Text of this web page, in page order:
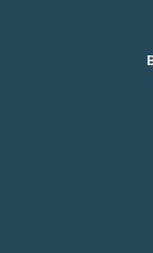
mélange vibrant
son marché
live
l'océan
sont idéales
également un